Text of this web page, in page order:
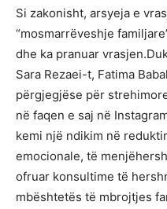
Si zakonisht, arsyeja e
“mosmarrëveshje
dhe ka pranuar
Sara Rezaei-t, Fatima
përgjegjëse për
në faqen e saj në
kemi një ndikim në
emocionale, të
ofruar konsultime të
mbështetës të mbrojtjes